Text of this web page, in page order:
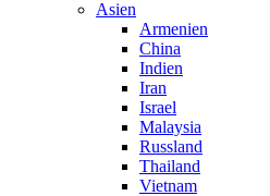
Asien
Armenien
China
Indien
Iran
Israel
Malaysia
Russland
Thailand
Vietnam